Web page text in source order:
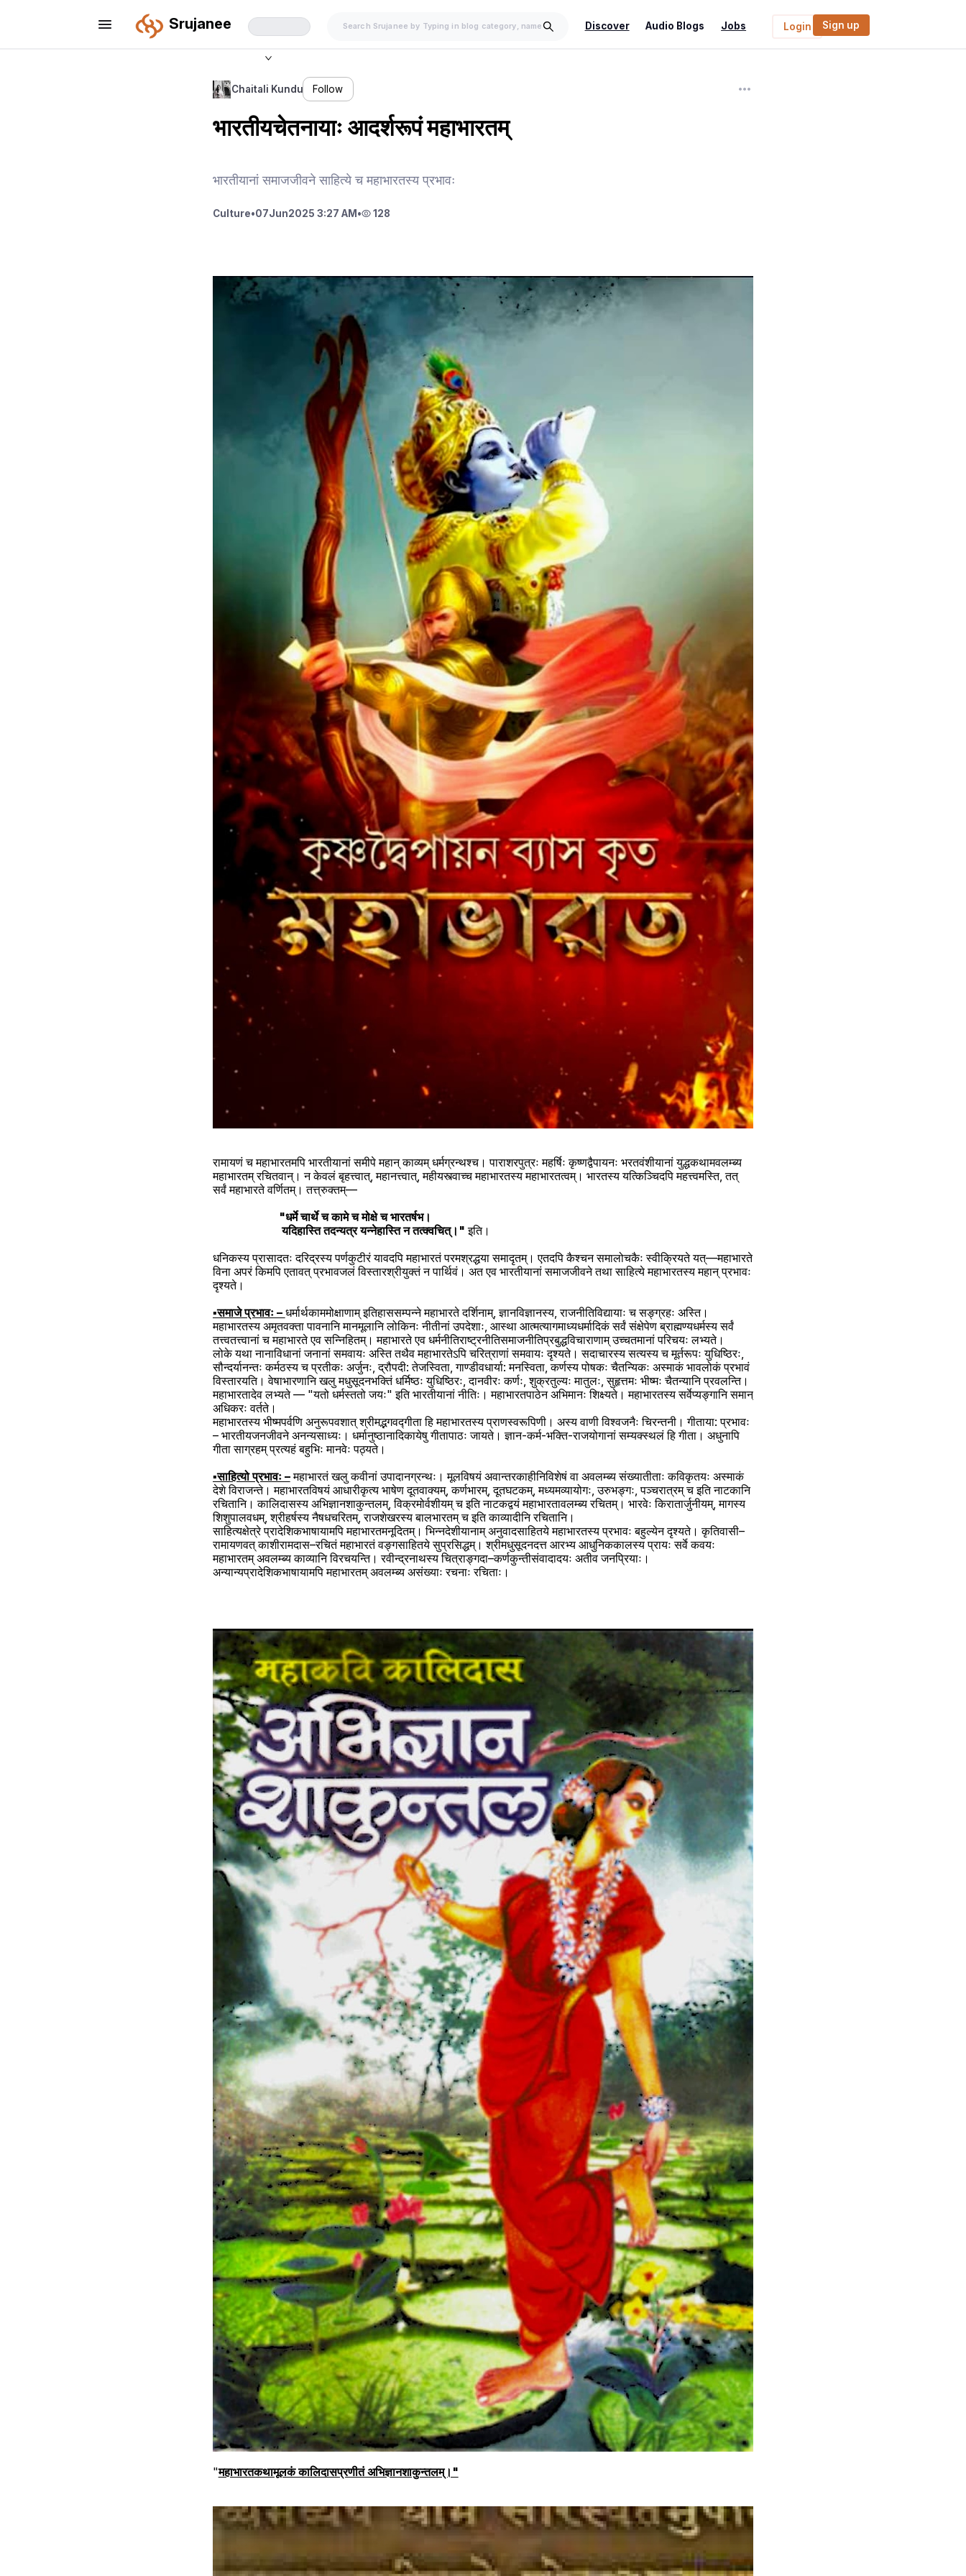
Srujanee Discover Audio Blogs Jobs Login Sign up
Chaitali Kundu Follow
भारतीयचेतनायाः आदर्शरूपं महाभारतम्
भारतीयानां समाजजीवने साहित्ये च महाभारतस्य प्रभावः
Culture•07Jun2025 3:27 AM • 128
रामायणं च महाभारतमपि भारतीयानां समीपे महान् काव्यम् धर्मग्रन्थश्च। पाराशरपुत्रः महर्षिः कृष्णद्वैपायनः भरतवंशीयानां युद्धकथामवलम्ब्य
महाभारतम् रचितवान्। न केवलं बृहत्त्वात्, महानत्त्वात्, महीयस्त्वाच्च महाभारतस्य महाभारतत्वम्। भारतस्य यत्किञ्चिदपि महत्त्वमस्ति, तत्
सर्वं महाभारते वर्णितम्। तत्त्रुक्तम्—
                       "धर्मे चार्थे च कामे च मोक्षे च भारतर्षभ।
                        यदिहास्ति तदन्यत्र यन्नेहास्ति न तत्क्वचित्।"
इति।
धनिकस्य प्रासादतः दरिद्रस्य पर्णकुटीरं यावदपि महाभारतं परमश्रद्धया समादृतम्। एतदपि कैश्चन समालोचकैः स्वीक्रियते यत्—महाभारते
विना अपरं किमपि एतावत् प्रभावजलं विस्तारश्रीयुक्तं न पार्थिवं। अत एव भारतीयानां समाजजीवने तथा साहित्ये महाभारतस्य महान् प्रभावः
दृश्यते।
▪️समाजे प्रभावः – धर्मार्थकाममोक्षाणाम् इतिहाससम्पन्ने महाभारते दर्शिनाम्, ज्ञानविज्ञानस्य, राजनीतिविद्यायाः च सङ्ग्रहः अस्ति।
महाभारतस्य अमृतवक्ता पावनानि मानमूलानि लोकिनः नीतीनां उपदेशाः, आस्था आत्मत्यागमाध्यधर्मादिकं सर्वं संक्षेपेण ब्राह्मण्यधर्मस्य सर्वं
तत्त्वतत्त्वानां च महाभारते एव सन्निहितम्। महाभारते एव धर्मनीतिराष्ट्रनीतिसमाजनीतिप्रबुद्धविचाराणाम् उच्चतमानां परिचयः लभ्यते।
लोके यथा नानाविधानां जनानां समवायः अस्ति तथैव महाभारतेऽपि चरित्राणां समवायः दृश्यते। सदाचारस्य सत्यस्य च मूर्तरूपः युधिष्ठिरः,
सौन्दर्यानन्तः कर्मठस्य च प्रतीकः अर्जुनः, द्रौपदी: तेजस्विता, गाण्डीवधार्या: मनस्विता, कर्णस्य पोषकः चैतन्यिकः अस्माकं भावलोकं प्रभावं
विस्तारयति। वेषाभारणानि खलु मधुसूदनभक्तिं धर्मिष्ठः युधिष्ठिरः, दानवीरः कर्णः, शुक्रतुल्यः मातुलः, सुहृत्तमः भीष्मः चैतन्यानि प्रवलन्ति।
महाभारतादेव लभ्यते — "यतो धर्मस्ततो जयः" इति भारतीयानां नीतिः। महाभारतपाठेन अभिमानः शिक्ष्यते। महाभारतस्य सर्वेप्यङ्गानि समान्
अधिकरः वर्तते।
महाभारतस्य भीष्मपर्वणि अनुरूपवशात् श्रीमद्भगवद्गीता हि महाभारतस्य प्राणस्वरूपिणी। अस्य वाणी विश्वजनैः चिरन्तनी। गीताया: प्रभावः
– भारतीयजनजीवने अनन्यसाध्यः। धर्मानुष्ठानादिकायेषु गीतापाठः जायते। ज्ञान-कर्म-भक्ति-राजयोगानां सम्यक्स्थलं हि गीता। अधुनापि
गीता साग्रहम् प्रत्यहं बहुभिः मानवेः पठ्यते।
▪️साहित्यो प्रभावः – महाभारतं खलु कवीनां उपादानग्रन्थः। मूलविषयं अवान्तरकाहीनिविशेषं वा अवलम्ब्य संख्यातीताः कविकृतयः अस्माकं
देशे विराजन्ते। महाभारतविषयं आधारीकृत्य भाषेण दूतवाक्यम्, कर्णभारम्, दूतघटकम्, मध्यमव्यायोगः, उरुभङ्गः, पञ्चरात्रम् च इति नाटकानि
रचितानि। कालिदासस्य अभिज्ञानशाकुन्तलम्, विक्रमोर्वशीयम् च इति नाटकद्वयं महाभारतावलम्ब्य रचितम्। भारवेः किरातार्जुनीयम्, मागस्य
शिशुपालवधम्, श्रीहर्षस्य नैषधचरितम्, राजशेखरस्य बालभारतम् च इति काव्यादीनि रचितानि।
साहित्यक्षेत्रे प्रादेशिकभाषायामपि महाभारतमनूदितम्। भिन्नदेशीयानाम् अनुवादसाहितये महाभारतस्य प्रभावः बहुल्येन दृश्यते। कृतिवासी–
रामायणवत् काशीरामदास–रचितं महाभारतं वङ्गसाहितये सुप्रसिद्धम्। श्रीमधुसूदनदत्त आरभ्य आधुनिककालस्य प्रायः सर्वे कवयः
महाभारतम् अवलम्ब्य काव्यानि विरचयन्ति। रवीन्द्रनाथस्य चित्राङ्गदा–कर्णकुन्तीसंवादादयः अतीव जनप्रियाः।
अन्यान्यप्रादेशिकभाषायामपि महाभारतम् अवलम्ब्य असंख्याः रचनाः रचिताः।
"महाभारतकथामूलकं कालिदासप्रणीतं अभिज्ञानशाकुन्तलम्।"